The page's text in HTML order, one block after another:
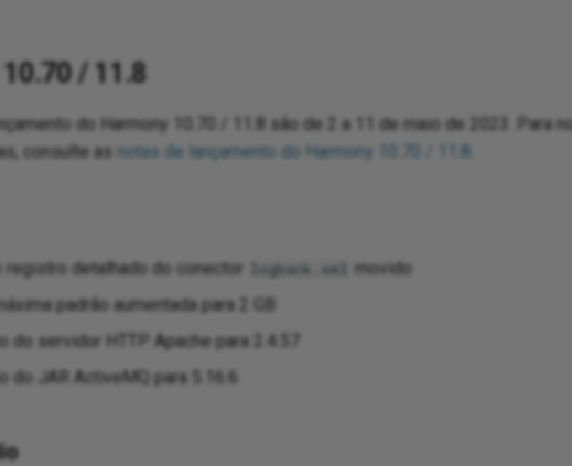
/ 11.8
do Harmony 10.70 / 11.8 são de 2 a 11 de maio de 2023. Para
consulte as notas de lançamento do Harmony 10.70 / 11.8
registro detalhado do conector logback.xml
movido
padrão aumentada para 2 GB
do servidor HTTP Apache para 2.4.57
do JAR ActiveMQ para 5.16.6